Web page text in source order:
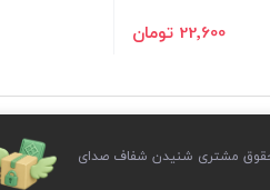
22٬600 تومان
مشتری شنیدن شفاف صدای